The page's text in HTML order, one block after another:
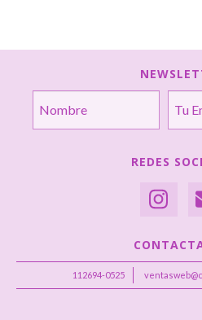
REDES
112694-0525